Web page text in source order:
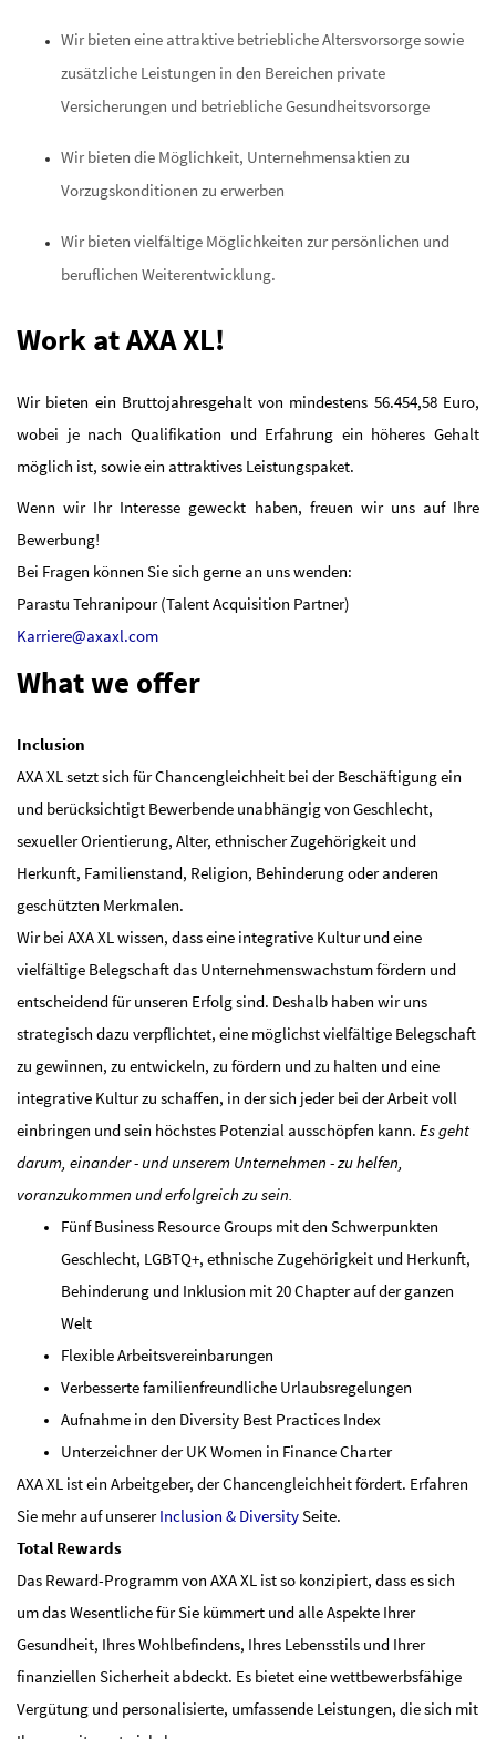
Wir bieten eine attraktive betriebliche Altersvorsorge sowie
zusätzliche Leistungen in den Bereichen private
Versicherungen und betriebliche Gesundheitsvorsorge
Wir bieten die Möglichkeit, Unternehmensaktien zu
Vorzugskonditionen zu erwerben
Wir bieten vielfältige Möglichkeiten zur persönlichen und
beruflichen Weiterentwicklung.
Work at AXA XL!
Wir bieten ein Bruttojahresgehalt von mindestens 56.454,58 Euro,
wobei je nach Qualifikation und Erfahrung ein höheres Gehalt
möglich ist, sowie ein attraktives Leistungspaket.
Wenn wir Ihr Interesse geweckt haben, freuen wir uns auf Ihre
Bewerbung!
Bei Fragen können Sie sich gerne an uns wenden:
Parastu Tehranipour (Talent Acquisition Partner)
Karriere@axaxl.com
What we offer
Inclusion
AXA XL setzt sich für Chancengleichheit bei der Beschäftigung ein
und berücksichtigt Bewerbende unabhängig von Geschlecht,
sexueller Orientierung, Alter, ethnischer Zugehörigkeit und
Herkunft, Familienstand, Religion, Behinderung oder anderen
geschützten Merkmalen.
Wir bei AXA XL wissen, dass eine integrative Kultur und eine
vielfältige Belegschaft das Unternehmenswachstum fördern und
entscheidend für unseren Erfolg sind. Deshalb haben wir uns
strategisch dazu verpflichtet, eine möglichst vielfältige Belegschaft
zu gewinnen, zu entwickeln, zu fördern und zu halten und eine
integrative Kultur zu schaffen, in der sich jeder bei der Arbeit voll
einbringen und sein höchstes Potenzial ausschöpfen kann. Es geht
darum, einander - und unserem Unternehmen - zu helfen,
voranzukommen und erfolgreich zu sein.
Fünf Business Resource Groups mit den Schwerpunkten
Geschlecht, LGBTQ+, ethnische Zugehörigkeit und Herkunft,
Behinderung und Inklusion mit 20 Chapter auf der ganzen
Welt
Flexible Arbeitsvereinbarungen
Verbesserte familienfreundliche Urlaubsregelungen
Aufnahme in den Diversity Best Practices Index
Unterzeichner der UK Women in Finance Charter
AXA XL ist ein Arbeitgeber, der Chancengleichheit fördert. Erfahren
Sie mehr auf unsererInclusion & DiversitySeite.
Total Rewards
Das Reward-Programm von AXA XL ist so konzipiert, dass es sich
um das Wesentliche für Sie kümmert und alle Aspekte Ihrer
Gesundheit, Ihres Wohlbefindens, Ihres Lebensstils und Ihrer
finanziellen Sicherheit abdeckt. Es bietet eine wettbewerbsfähige
Vergütung und personalisierte, umfassende Leistungen, die sich mit